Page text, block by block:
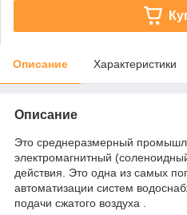
Описание Характеристики
Описание
Это среднеразмерный
электромагнитный
действия. Это одна из самых
автоматизации систем
подачи сжатого воздуха .